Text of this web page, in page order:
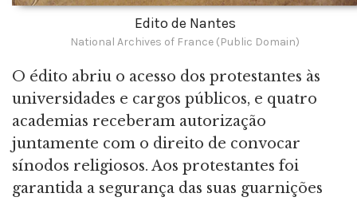
Edito de Nantes
National Archives of France (Public Domain)
O édito abriu o acesso dos protestantes às
universidades e cargos públicos, e quatro
academias receberam autorização
juntamente com o direito de convocar
sínodos religiosos. Aos protestantes foi
garantida a segurança das suas guarnições